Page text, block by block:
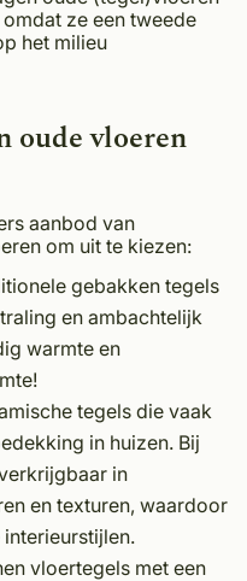
ze een tweede
het milieu
oude vloeren
aanbod van
om uit te kiezen:
gebakken tegels
en ambachtelijk
warmte en
tegels die vaak
in huizen. Bij
in
en texturen, waardoor
vloertegels met een